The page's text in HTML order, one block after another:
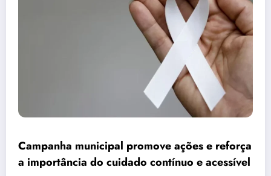
Campanha municipal promove ações e reforça
a importância do cuidado contínuo e acessível